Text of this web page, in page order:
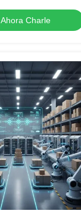
Ahora Charle